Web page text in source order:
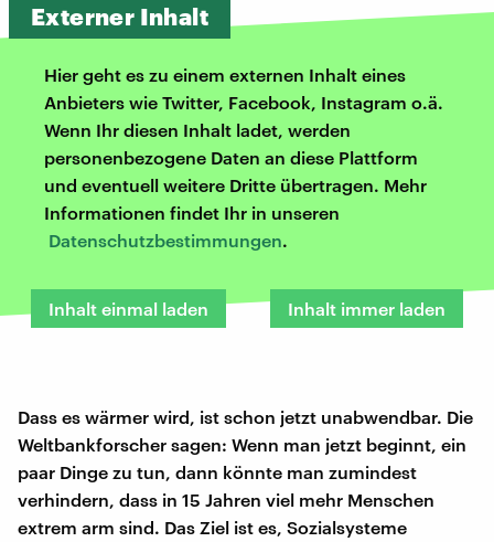
Externer Inhalt
Hier geht es zu einem externen Inhalt eines
Anbieters wie Twitter, Facebook, Instagram o.ä.
Wenn Ihr diesen Inhalt ladet, werden
personenbezogene Daten an diese Plattform
und eventuell weitere Dritte übertragen. Mehr
Informationen findet Ihr in unseren
Datenschutzbestimmungen.
Inhalt einmal laden Inhalt immer laden
Dass es wärmer wird, ist schon jetzt unabwendbar. Die
Weltbankforscher sagen: Wenn man jetzt beginnt, ein
paar Dinge zu tun, dann könnte man zumindest
verhindern, dass in 15 Jahren viel mehr Menschen
extrem arm sind. Das Ziel ist es, Sozialsysteme